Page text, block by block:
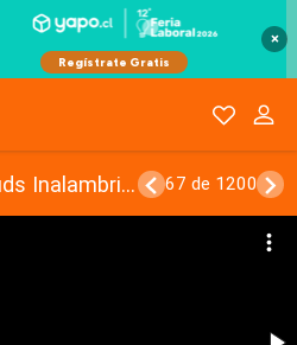
×
Audifonos Redmi Buds Inalambricos 67 de 1200